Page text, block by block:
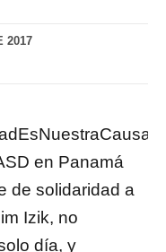
2017
en Panamá
de solidaridad a
Izik, no
día, y